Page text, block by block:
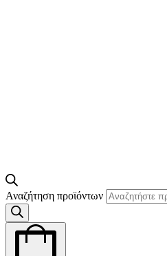
Αναζήτηση προϊόντων